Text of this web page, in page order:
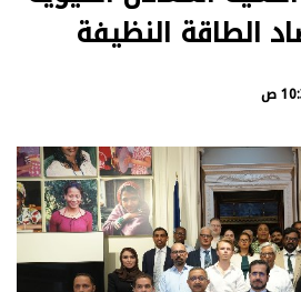
الطاقة النظيفة